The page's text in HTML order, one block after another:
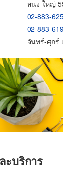
สนง ใหญ่
02-883-
02-883-
จันทร์-ศุกร์
ะบริการ